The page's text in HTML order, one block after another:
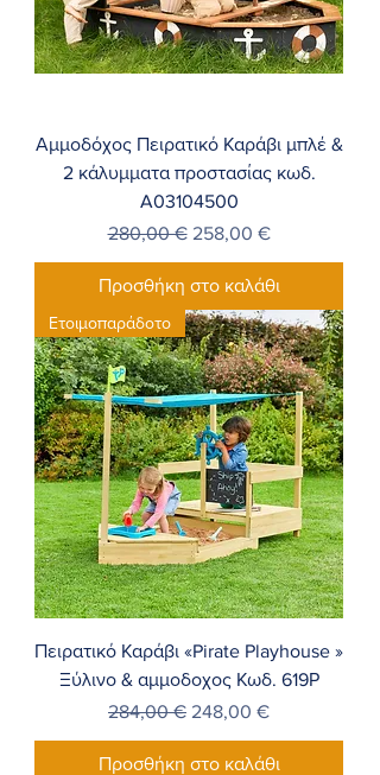
Αμμοδόχος Πειρατικό Καράβι μπλέ &
2 κάλυμματα προστασίας κωδ.
A03104500
Κανονική τιμή
280,00 € Τιμή Έκπτωσης
258,00 €
Προσθήκη στο καλάθι
Ετοιμοπαράδοτο
Πειρατικό Καράβι «Pirate Playhouse »
Ξύλινο & αμμοδοχος Κωδ. 619Ρ
Κανονική τιμή
284,00 € Τιμή Έκπτωσης
248,00 €
Προσθήκη στο καλάθι